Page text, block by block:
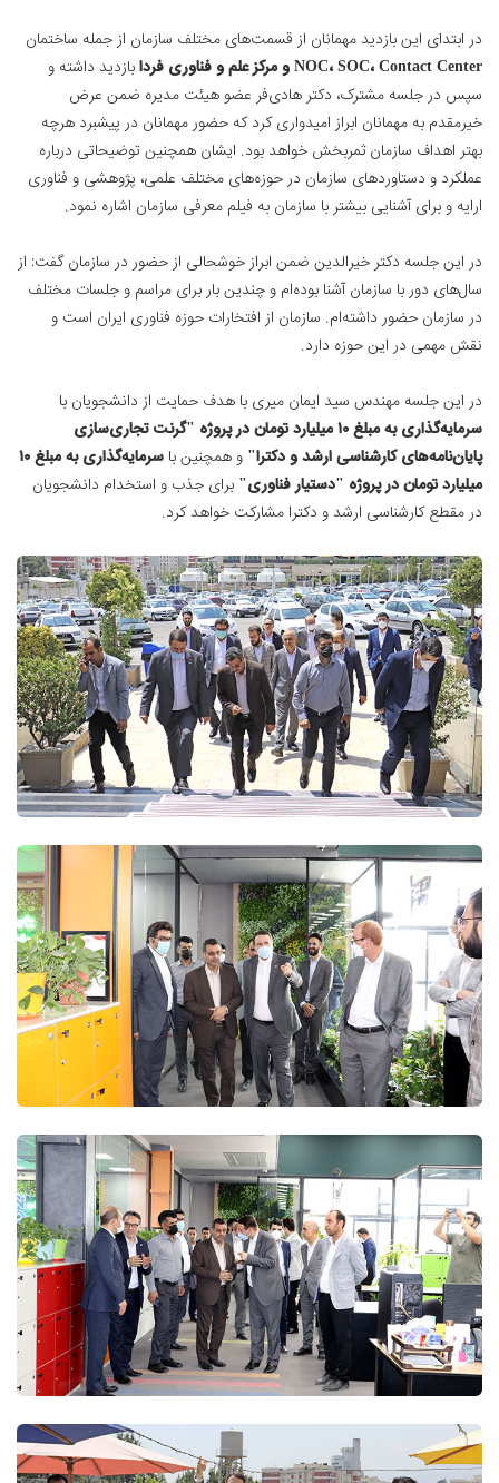
در ابتدای این بازدید مهمانان از قسمت‌های مختلف سازمان از جمله ساختمان
NOC، SOC، Contact Center و مرکز علم و فناوری فردا
بازدید داشته و
سپس در جلسه مشترک، دکتر هادی‌فر عضو هیئت مدیره ضمن عرض
خیرمقدم به مهمانان ابراز امیدواری کرد که حضور مهمانان در پیشبرد هرچه
بهتر اهداف سازمان ثمربخش خواهد بود. ایشان همچنین توضیحاتی درباره
عملکرد و دستاوردهای سازمان در حوزه‌های مختلف علمی، پژوهشی و فناوری
ارایه و برای آشنایی بیشتر با سازمان به فیلم معرفی سازمان اشاره نمود.
در این جلسه دکتر خیرالدین ضمن ابراز خوشحالی از حضور در سازمان گفت: از
سال‌های دور با سازمان آشنا بوده‌ام و چندین بار برای مراسم و جلسات مختلف
در سازمان حضور داشته‌ام. سازمان از افتخارات حوزه فناوری ایران است و
نقش مهمی در این حوزه دارد.
در این جلسه مهندس سید ایمان میری با هدف حمایت از دانشجویان با
سرمایه‌گذاری به مبلغ ۱۰ میلیارد تومان در پروژه "گرنت تجاری‌سازی
پایان‌نامه‌های کارشناسی‌ ارشد و دکترا" و همچنین با
سرمایه‌گذاری به مبلغ ۱۰
میلیارد تومان در پروژه "دستیار فناوری" برای جذب و استخدام دانشجویان
در مقطع کارشناسی ارشد و دکترا مشارکت خواهد کرد.